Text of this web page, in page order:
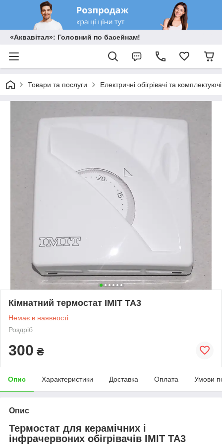
«Аквавітал»: Головний по басейнам!
Товари та послуги Електричні обігрівачі та комплектуючі
Кімнатний термостат IMIT TA3
Немає в наявності
Роздріб
300 ₴
Опис Характеристики Доставка Оплата Умови
Опис
Термостат для керамічних і
інфрачервоних обігрівачів IMIT TA3